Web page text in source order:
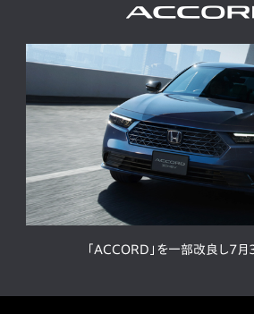
「ACCORD」を一部改良し7